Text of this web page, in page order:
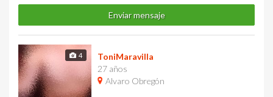
Enviar mensaje
4
ToniMaravilla
27 años
Alvaro Obregón